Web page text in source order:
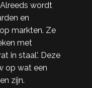
wordt
en
markten. Ze
met
in staal'. Deze
op wat een
zijn.